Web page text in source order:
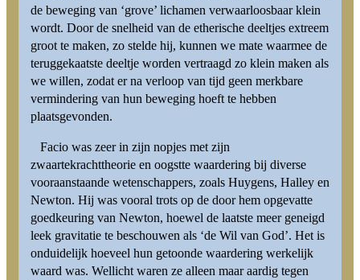
de beweging van ‘grove’ lichamen verwaarloosbaar klein
wordt. Door de snelheid van de etherische deeltjes extreem
groot te maken, zo stelde hij, kunnen we mate waarmee de
teruggekaatste deeltje worden vertraagd zo klein maken als
we willen, zodat er na verloop van tijd geen merkbare
vermindering van hun beweging hoeft te hebben
plaatsgevonden.
Facio was zeer in zijn nopjes met zijn
zwaartekrachttheorie en oogstte waardering bij diverse
vooraanstaande wetenschappers, zoals Huygens, Halley en
Newton. Hij was vooral trots op de door hem opgevatte
goedkeuring van Newton, hoewel de laatste meer geneigd
leek gravitatie te beschouwen als ‘de Wil van God’. Het is
onduidelijk hoeveel hun getoonde waardering werkelijk
waard was. Wellicht waren ze alleen maar aardig tegen